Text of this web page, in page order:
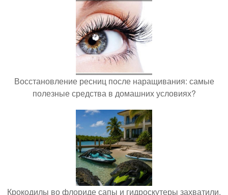
Восстановление ресниц после наращивания: самые
полезные средства в домашних условиях?
Крокодилы во флориде сапы и гидроскутеры захватили.